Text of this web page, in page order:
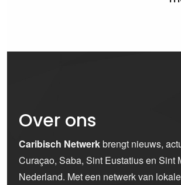
Over ons
Caribisch Netwerkbrengt nieuws,
Curaçao, Saba, Sint Eustatius en Sint
Nederland. Met een netwerk van